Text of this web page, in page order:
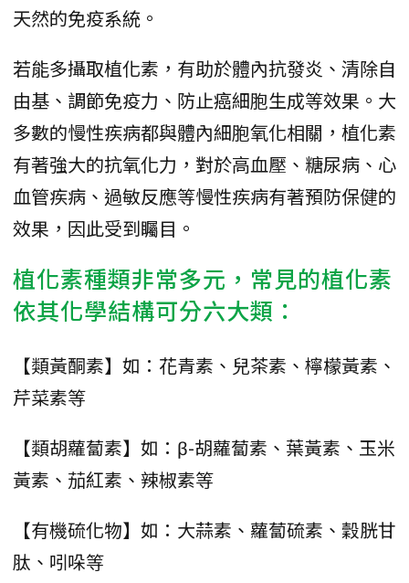
天然的免疫系統。
若能多攝取植化素，有助於體內抗發炎、清除自
由基、調節免疫力、防止癌細胞生成等效果。大
多數的慢性疾病都與體內細胞氧化相關，植化素
有著強大的抗氧化力，對於高血壓、糖尿病、心
血管疾病、過敏反應等慢性疾病有著預防保健的
效果，因此受到矚目。
植化素種類非常多元，常見的植化素
依其化學結構可分六大類：
【類黃酮素】如：花青素、兒茶素、檸檬黃素、
芹菜素等
【類胡蘿蔔素】如：β-胡蘿蔔素、葉黃素、玉米
黃素、茄紅素、辣椒素等
【有機硫化物】如：大蒜素、蘿蔔硫素、穀胱甘
肽、吲哚等